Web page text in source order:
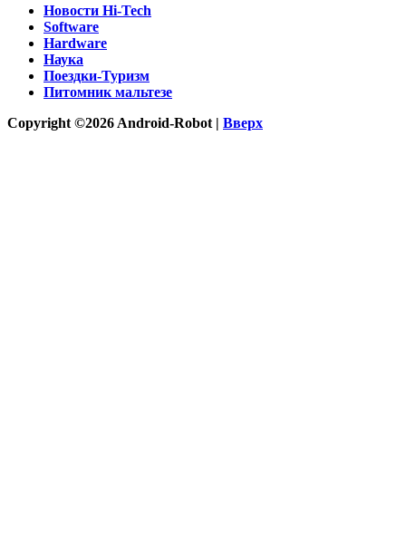
Новости Hi-Tech
Software
Hardware
Наука
Поездки-Туризм
Питомник мальтезе
Copyright ©2026 Android-Robot | Вверх